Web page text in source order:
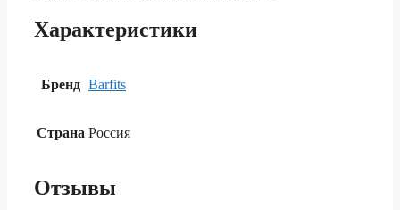
Характеристики
Бренд Barfits
Страна Россия
Отзывы